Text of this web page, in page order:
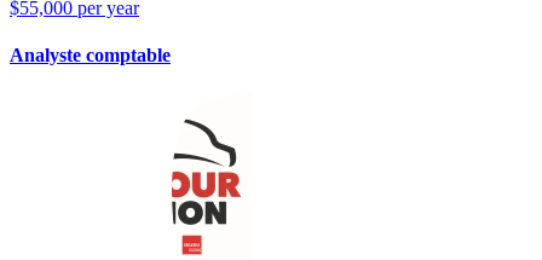
$55,000 per year
Analyste comptable